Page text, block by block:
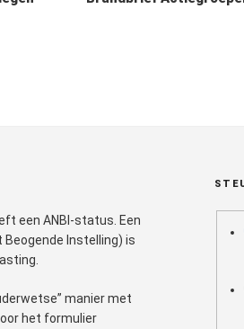
een ANBI-status. Een
Beogende Instelling) is
manier met
het formulier